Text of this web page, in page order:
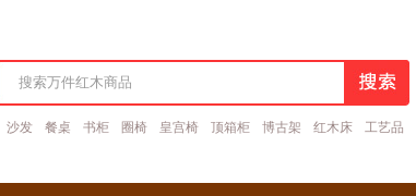
沙发 餐桌 书柜 圈椅 皇宫椅 顶箱柜 博古架 红木床 工艺品